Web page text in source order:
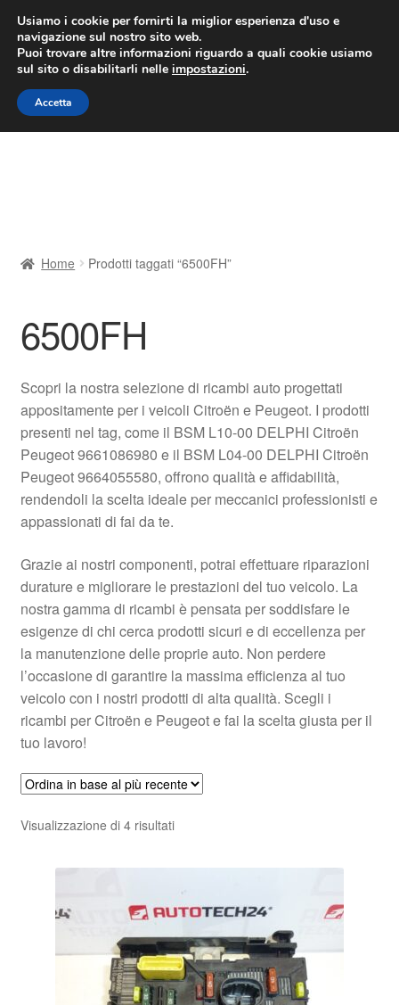
CONSEGNA da 7 EUR
Lun-Ven 9:00 - 16:00/800 580 290
Vai
alla
navigazione
Vai
al
contenuto
Contatto
Il mio account
Pagamenti
Politica sulla riservatezza
Procedura di Reclamo
Registratore di cassa
Rimostranza
Spedizione in tutto il mondo
Termini e condizioni
Home Prodotti taggati “6500FH”
6500FH
Scopri la nostra selezione di ricambi auto progettati
appositamente per i veicoli Citroën e Peugeot. I prodotti
presenti nel tag, come il BSM L10-00 DELPHI Citroën
Peugeot 9661086980 e il BSM L04-00 DELPHI Citroën
Peugeot 9664055580, offrono qualità e affidabilità,
rendendoli la scelta ideale per meccanici professionisti e
appassionati di fai da te.
Grazie ai nostri componenti, potrai effettuare riparazioni
durature e migliorare le prestazioni del tuo veicolo. La
nostra gamma di ricambi è pensata per soddisfare le
esigenze di chi cerca prodotti sicuri e di eccellenza per
la manutenzione delle proprie auto. Non perdere
l’occasione di garantire la massima efficienza al tuo
veicolo con i nostri prodotti di alta qualità. Scegli i
ricambi per Citroën e Peugeot e fai la scelta giusta per il
tuo lavoro!
Visualizzazione di 4 risultatiOrdina
più
recente
Usiamo i cookie per fornirti la miglior esperienza d'uso e
navigazione sul nostro sito web.
Puoi trovare altre informazioni riguardo a quali cookie usiamo
sul sito o disabilitarli nelle impostazioni.
Accetta